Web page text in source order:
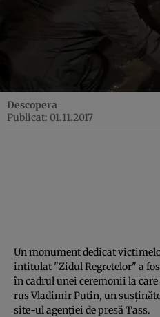
Descopera
Publicat: 01.11.2017
Un monument dedicat
intitulat "Zidul Regretelor" a
în cadrul unei ceremonii la
rus Vladimir Putin, un
site-ul agenţiei de presă Tass.